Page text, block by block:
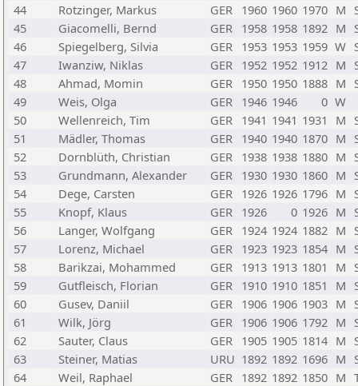
44
Rotzinger, Markus GER 1960 1960 1970 M
45
Giacomelli, Bernd GER 1958 1958 1892 M
46
Spiegelberg, Silvia GER 1953 1953 1959 W
47
Iwanziw, Niklas GER 1952 1952 1912 M
48
Ahmad, Momin GER 1950 1950 1888 M
49
Weis, Olga GER 1946 1946 0 W
50
Wellenreich, Tim GER 1941 1941 1931 M
51
Mädler, Thomas GER 1940 1940 1870 M
52
Dornblüth, Christian GER 1938 1938 1880 M
53
Grundmann, Alexander GER 1930 1930 1860 M
54
Dege, Carsten GER 1926 1926 1796 M
55
Knopf, Klaus GER 1926 0 1926 M
56
Langer, Wolfgang GER 1924 1924 1882 M
57
Lorenz, Michael GER 1923 1923 1854 M
58
Barikzai, Mohammed GER 1913 1913 1801 M
59
Gutfleisch, Florian GER 1910 1910 1851 M
60
Gusev, Daniil GER 1906 1906 1903 M
61
Wilk, Jörg GER 1906 1906 1792 M
62
Sauter, Claus GER 1905 1905 1814 M
63
Steiner, Matias URU 1892 1892 1696 M
64
Weil, Raphael GER 1892 1892 1850 M